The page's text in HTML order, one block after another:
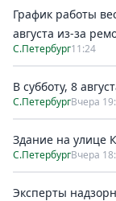
График работы
августа из-за
С.Петербург11:24
В субботу, 8
С.ПетербургВчера
Здание на улице
С.ПетербургВчера
Эксперты